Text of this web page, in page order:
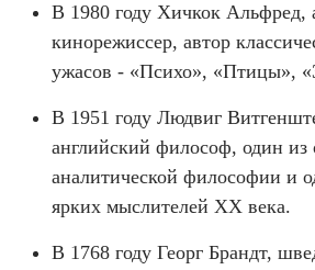
В 1980 году Хичкок Альфред,
кинорежиссер, автор
ужасов - «Психо», «Птицы»,
В 1951 году Людвиг
английский философ, один из
аналитической философии и
ярких мыслителей XX века.
В 1768 году Георг Брандт,